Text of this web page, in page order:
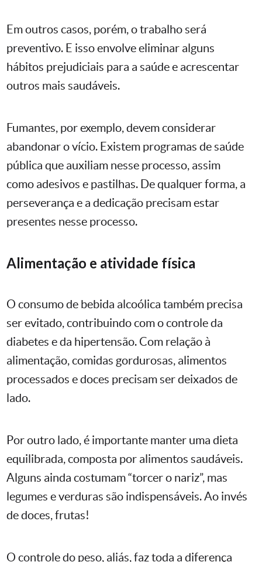
Em outros casos, porém, o trabalho será
preventivo. E isso envolve eliminar alguns
hábitos prejudiciais para a saúde e acrescentar
outros mais saudáveis.
Fumantes, por exemplo, devem considerar
abandonar o vício. Existem programas de saúde
pública que auxiliam nesse processo, assim
como adesivos e pastilhas. De qualquer forma, a
perseverança e a dedicação precisam estar
presentes nesse processo.
Alimentação e atividade física
O consumo de bebida alcoólica também precisa
ser evitado, contribuindo com o controle da
diabetes e da hipertensão. Com relação à
alimentação, comidas gordurosas, alimentos
processados e doces precisam ser deixados de
lado.
Por outro lado, é importante manter uma dieta
equilibrada, composta por alimentos saudáveis.
Alguns ainda costumam “torcer o nariz”, mas
legumes e verduras são indispensáveis. Ao invés
de doces, frutas!
O controle do peso, aliás, faz toda a diferença